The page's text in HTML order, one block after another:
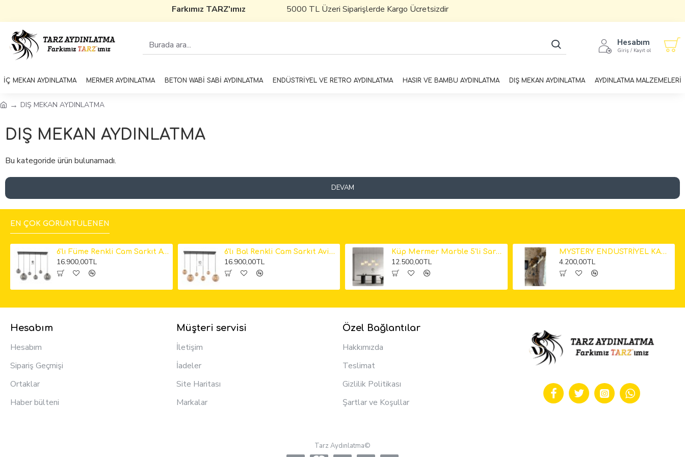
Farkımız TARZ'ımız 5000 TL Üzeri Siparişlerde Kargo Ücretsizdir
Hesabım
Giriş / Kayıt ol
İÇ MEKAN AYDINLATMA MERMER AYDINLATMA BETON WABİ SABİ AYDINLATMA ENDÜSTRİYEL VE RETRO AYDINLATMA HASIR VE BAMBU AYDINLATMA DIŞ MEKAN AYDINLATMA AYDINLATMA MALZEMELERİ
DIŞ MEKAN AYDINLATMA
DIŞ MEKAN AYDINLATMA
Bu kategoride ürün bulunamadı.
DEVAM
EN ÇOK GÖRÜNTÜLENEN
6'lı Füme Renkli Cam Sarkıt Avize
16.900,00TL
6'lı Bal Renkli Cam Sarkıt Avize
16.900,00TL
Küp Mermer Marble 5'li Sarkıt Avize 12cm
12.500,00TL
MYSTERY ENDÜSTRİYEL KAMERA LAMBADER
4.200,00TL
Hesabım
Hesabım
Sipariş Geçmişi
Ortaklar
Haber bülteni
Müşteri servisi
İletişim
İadeler
Site Haritası
Markalar
Özel Bağlantılar
Hakkımızda
Teslimat
Gizlilik Politikası
Şartlar ve Koşullar
Tarz Aydınlatma©